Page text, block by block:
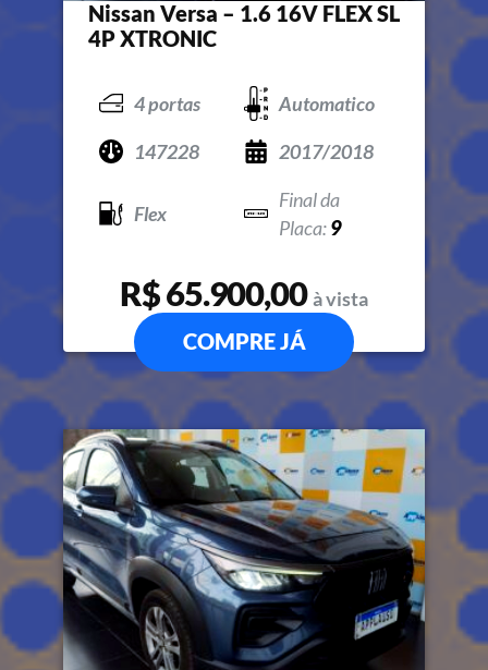
Nissan Versa – 1.6 16V FLEX SL
4P XTRONIC
4 portas
Automatico
147228
2017/2018
Flex
9
R$ 65.900,00à vista
COMPRE JÁ